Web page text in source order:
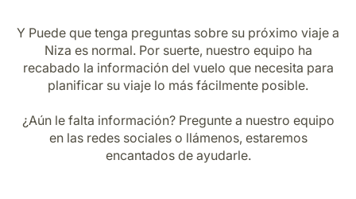
Y Puede que tenga preguntas sobre su próximo viaje a
Niza es normal. Por suerte, nuestro equipo ha
recabado la información del vuelo que necesita para
planificar su viaje lo más fácilmente posible.
¿Aún le falta información? Pregunte a nuestro equipo
en las redes sociales o llámenos, estaremos
encantados de ayudarle.